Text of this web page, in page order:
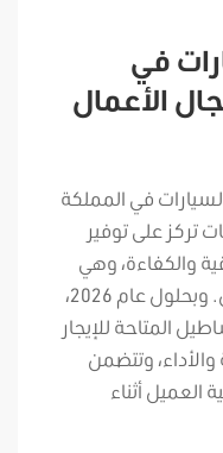
في
الأعمال
في المملكة
تركز على توفير
والكفاءة، وهي
العوامل الأساسية لرجال الأعمال. وبحلول عام 2026،
المتاحة للإيجار
والأداء، وتتضمن
العميل أثناء